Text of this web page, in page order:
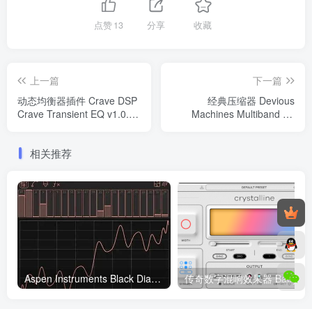
点赞13 分享 收藏
上一篇
动态均衡器插件 Crave DSP
Crave Transient EQ v1.0.2
下一篇
经典压缩器 Devious
Machines Multiband X6
相关推荐
Aspen Instruments Black Diamond Probe v1.1.3 VST3 AU WiN/MAC/LiNUX